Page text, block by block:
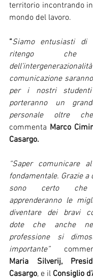
territorio incontrando
mondo del lavoro.
“Siamo entusiasti di
ritengo
comunicazione
per i nostri
porteranno un
commenta Marco
Casargo.
“Saper comunicare
fondamentale. Grazie a
sono certo
apprenderanno le
diventare dei bravi
dote che anche
professione si
importante”
Maria Silverij,
Casargo, e il Consiglio